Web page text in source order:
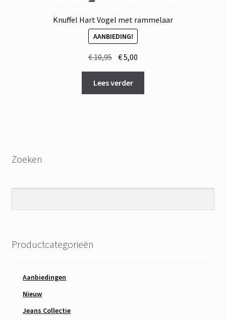
Knuffel Hart Vogel met rammelaar
AANBIEDING!
€10,95 Oorspronkelijke
was:
€ 10,95.
€5,00
€ 5,00.
Lees verder
Zoeken
Productcategorieën
Aanbiedingen
Nieuw
Jeans Collectie